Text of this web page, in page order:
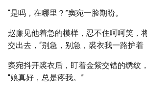
“是吗，在哪里？”窦宛一脸期盼。
赵廉见他着急的模样，忍不住呵呵笑，
交出去，“别急，别急，裘衣我一路护着
窦宛抖开裘衣后，盯着金紫交错的绣纹
“娘真好，总是疼我。”